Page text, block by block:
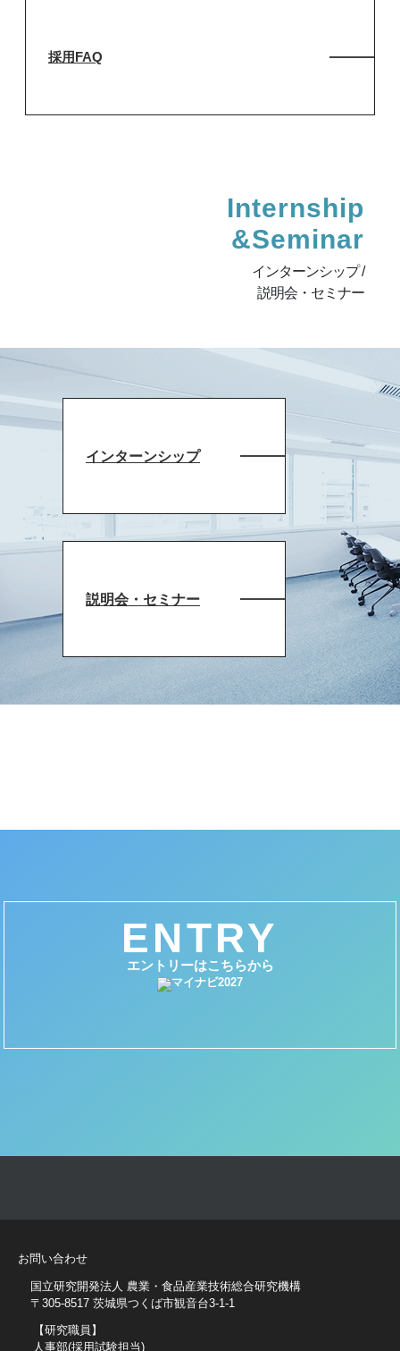
採用FAQ
Internship
&Seminar
インターンシップ /
説明会・セミナー
インターンシップ
説明会・セミナー
ENTRY
エントリーはこちらから
お問い合わせ
国立研究開発法人 農業・食品産業技術総合研究機構
〒305-8517 茨城県つくば市観音台3-1-1
【研究職員】
人事部(採用試験担当)